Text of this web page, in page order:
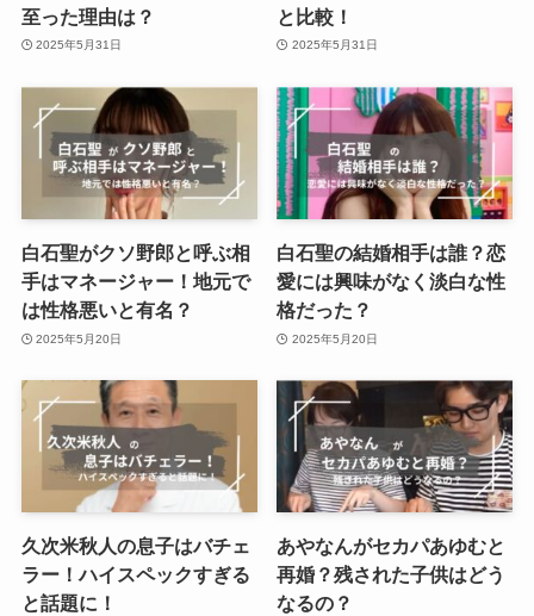
至った理由は？
2025年5月31日
と比較！
2025年5月31日
白石聖がクソ野郎と呼ぶ相
手はマネージャー！地元で
は性格悪いと有名？
2025年5月20日
白石聖の結婚相手は誰？恋
愛には興味がなく淡白な性
格だった？
2025年5月20日
久次米秋人の息子はバチェ
ラー！ハイスペックすぎる
と話題に！
あやなんがセカパあゆむと
再婚？残された子供はどう
なるの？